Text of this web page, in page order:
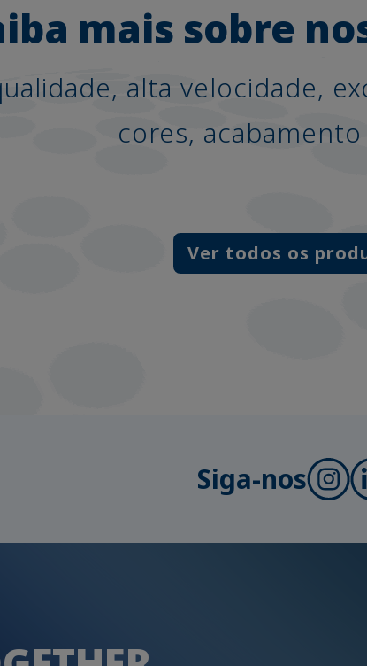
mais sobre
alta velocidade,
cores,
Ver todos os
Siga-nos